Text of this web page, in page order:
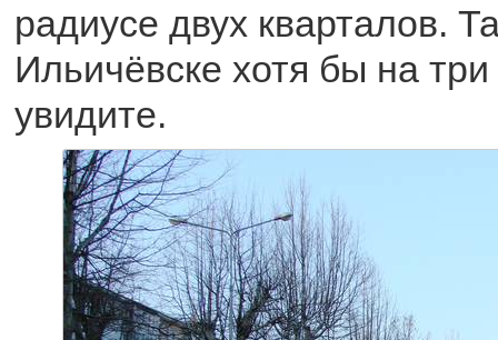
радиусе двух кварталов.
Ильичёвске хотя бы на
увидите.